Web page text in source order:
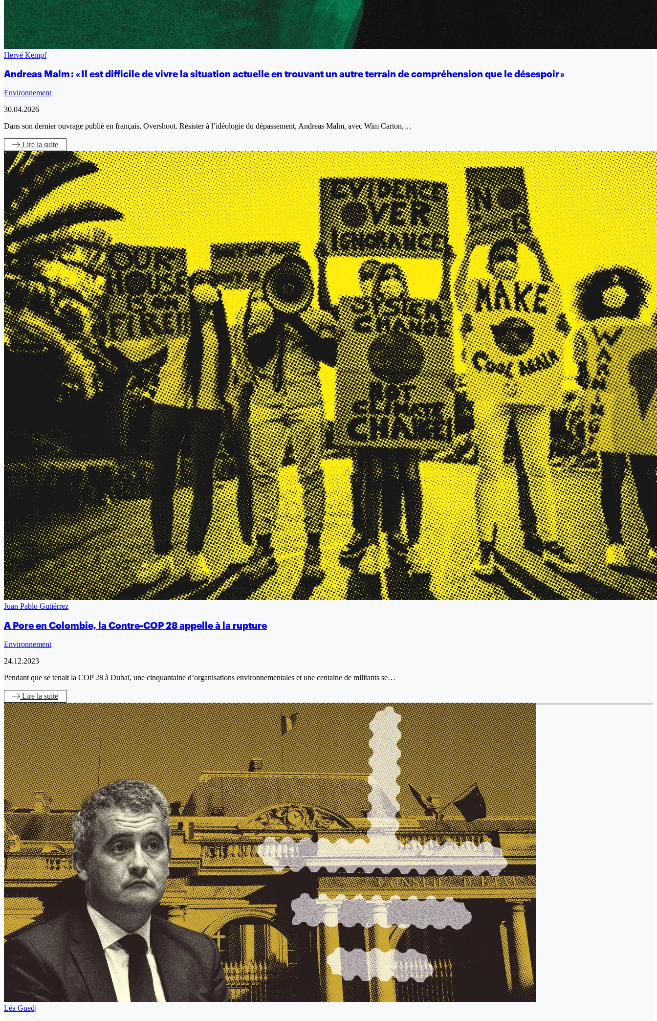
Hervé Kempf
Andreas Malm : « Il est difficile de vivre la situation actuelle en trouvant un autre terrain de compréhension que le désespoir »
Environnement
30.04.2026
Dans son dernier ouvrage publié en français, Overshoot. Résister à l’idéologie du dépassement, Andreas Malm, avec Wim Carton,…
Lire la suite
Juan Pablo Gutiérrez
A Pore en Colombie, la Contre-COP 28 appelle à la rupture
Environnement
24.12.2023
Pendant que se tenait la COP 28 à Dubaï, une cinquantaine d’organisations environnementales et une centaine de militants se…
Lire la suite
Léa Guedj